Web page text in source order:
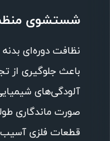
شستشوی
نظافت دوره‌ای
باعث جلوگیری از
آلودگی‌های
صورت ماندگاری
قطعات فلزی آسیب